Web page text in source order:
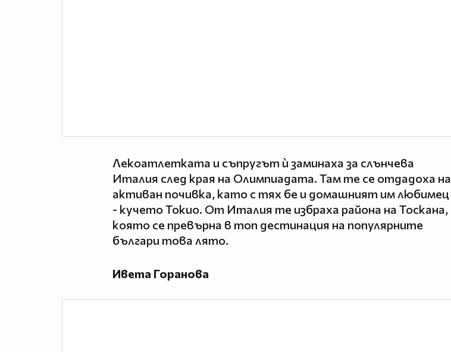
Лекоатлетката и съпругът ѝ заминаха за слънчева
Италия след края на Олимпиадата. Там те се отдадоха на
активан почивка, като с тях бе и домашният им любимец
- кучето Токио. От Италия те избраха района на Тоскана,
която се превърна в топ дестинация на популярните
българи това лято.
Ивета Горанова